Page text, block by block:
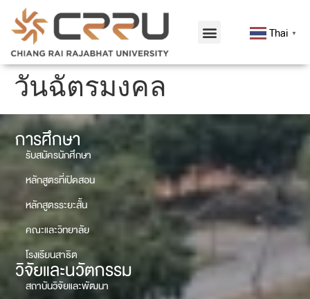
Thai ▼
วันฉัตรมงคล
การศึกษา
รับสมัครนักศึกษา
หลักสูตรที่เปิดสอน
หลักสูตรระยะสั้น
คณะและวิทยาลัย
โรงเรียนสาธิต
วิจัยและนวัตกรรม
สถาบันวิจัยและพัฒนา